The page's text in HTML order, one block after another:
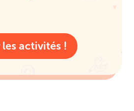
activités !